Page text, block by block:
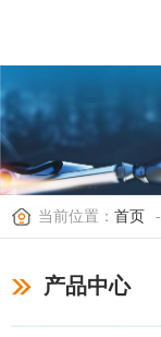
当前位置： 首页 -
产品中心